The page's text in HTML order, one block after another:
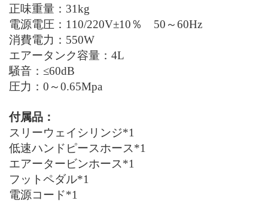
正味重量：31kg
電源電圧：110/220V±10％ 50～60Hz
消費電力：550W
エアータンク容量：4L
騒音：≤60dB
圧力：0～0.65Mpa
付属品：
スリーウェイシリンジ*1
低速ハンドピースホース*1
エアータービンホース*1
フットペダル*1
電源コード*1